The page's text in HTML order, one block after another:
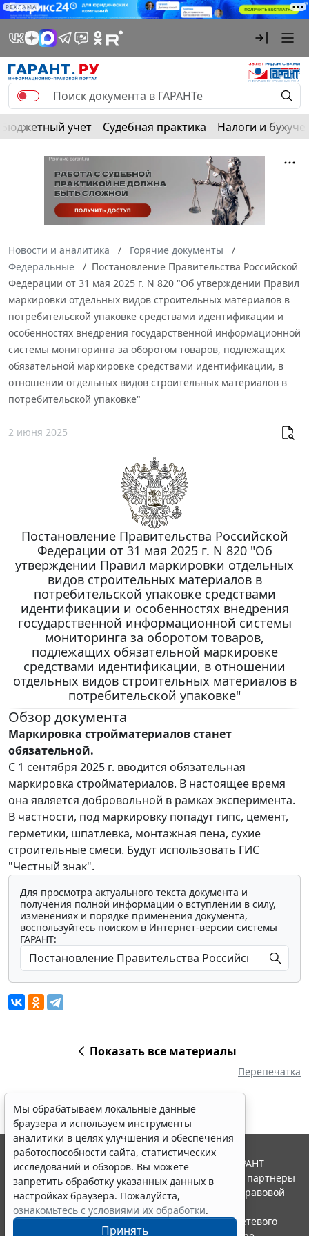
РЕКЛАМА
Бюджетный учет Судебная практика Налоги и
Новости и аналитика
Горячие документы
Федеральные
Постановление Правительства Российской
Федерации от 31 мая 2025 г. N 820 "Об утверждении Правил
маркировки отдельных видов строительных материалов в
потребительской упаковке средствами идентификации и
особенностях внедрения государственной информационной
системы мониторинга за оборотом товаров, подлежащих
обязательной маркировке средствами идентификации, в
отношении отдельных видов строительных материалов в
потребительской упаковке"
2 июня 2025
Постановление Правительства Российской
Федерации от 31 мая 2025 г. N 820 "Об
утверждении Правил маркировки отдельных
видов строительных материалов в
потребительской упаковке средствами
идентификации и особенностях внедрения
государственной информационной системы
мониторинга за оборотом товаров,
подлежащих обязательной маркировке
средствами идентификации, в отношении
отдельных видов строительных материалов в
потребительской упаковке"
Обзор документа
Маркировка стройматериалов станет
обязательной.
С 1 сентября 2025 г. вводится обязательная
маркировка стройматериалов. В настоящее время
она является добровольной в рамках эксперимента.
В частности, под маркировку попадут гипс, цемент,
герметики, шпатлевка, монтажная пена, сухие
строительные смеси. Будут использовать ГИС
"Честный знак".
Для просмотра актуального текста документа и
получения полной информации о вступлении в силу,
изменениях и порядке применения документа,
воспользуйтесь поиском в Интернет-версии системы
ГАРАНТ:
Показать все материалы
Перепечатка
Мы обрабатываем локальные данные
браузера и используем инструменты
аналитики в целях улучшения и обеспечения
работоспособности сайта, статистических
исследований и обзоров. Вы можете
запретить обработку указанных данных в
настройках браузера. Пожалуйста,
ознакомьтесь с условиями их обработки.
Принять
© ООО "НПП "ГАРАНТ-СЕРВИС", 2026. Система ГАРАНТ
выпускается с 1990 года. Компания "Гарант" и ее партнеры
являются участниками Российской ассоциации правовой
информации ГАРАНТ.
Портал ГАРАНТ.РУ зарегистрирован в качестве сетевого